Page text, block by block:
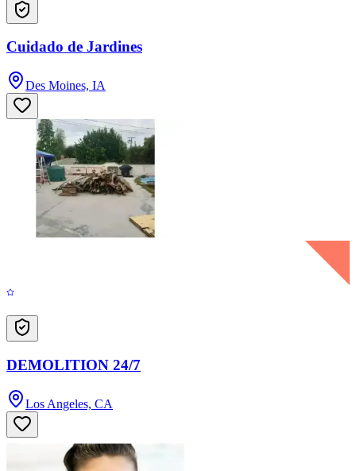
Cuidado de Jardines
Des Moines, IA
DEMOLITION 24/7
Los Angeles, CA